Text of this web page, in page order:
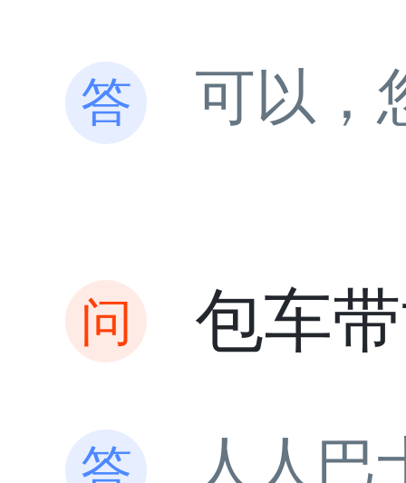
可以，
包车
人人巴